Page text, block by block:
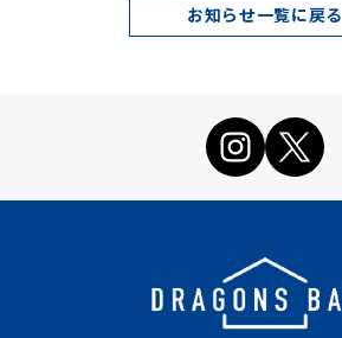
お知らせ一覧に戻る